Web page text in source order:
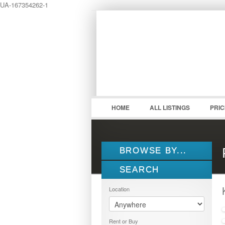
UA-167354262-1
HOME ALL LISTINGS
BROWSE BY...
ALL LISTINGS
LOCATION
SEARCH
Location
Rent or Buy